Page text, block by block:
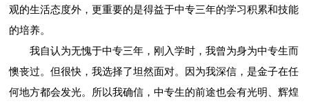
观的生活态度外，更重要的是得益于中专三年的学习积累和技能
的培养。
我自认为无愧于中专三年，刚入学时，我曾为身为中专生而
懊丧过。但很快，我选择了坦然面对。因为我深信，是金子在任
何地方都会发光。所以我确信，中专生的前途也会有光明、辉煌